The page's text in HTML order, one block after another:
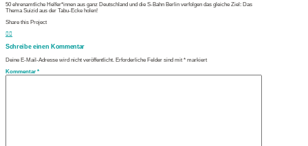
50 ehrenamtliche Helfer*innen aus ganz Deutschland und die S-Bahn Berlin verfolgen das gleiche Ziel: Das
Thema Suizid aus der Tabu-Ecke holen!
Share this Project
Schreibe einen Kommentar
Deine E-Mail-Adresse wird nicht veröffentlicht. Erforderliche Felder sind mit * markiert
Kommentar *